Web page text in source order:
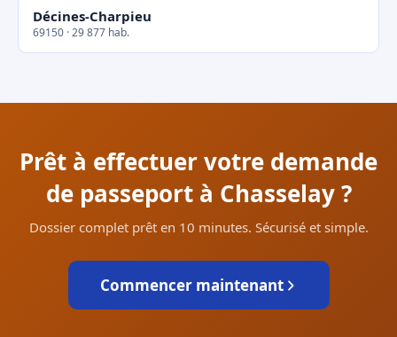
Décines-Charpieu
69150 · 29 877 hab.
Prêt à effectuer votre demande
de passeport à Chasselay ?
Dossier complet prêt en 10 minutes. Sécurisé et simple.
Commencer maintenant